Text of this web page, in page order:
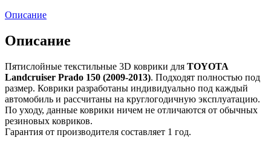
Описание
Описание
Пятислойные текстильные 3D коврики для TOYOTA
Landcruiser Prado 150 (2009-2013). Подходят полностью под
размер. Коврики разработаны индивидуально под каждый
автомобиль и рассчитаны на круглогодичную эксплуатацию.
По уходу, данные коврики ничем не отличаются от обычных
резиновых ковриков.
Гарантия от производителя составляет 1 год.